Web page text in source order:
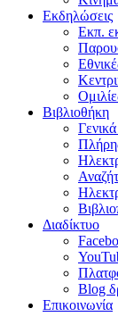
Εκδηλώσεις
Εκπ.
Βιβλιοθήκη
Διαδίκτυο
Blog
Επικοινωνία